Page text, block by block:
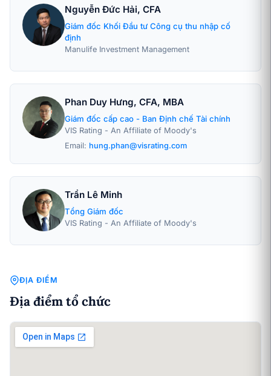
Nguyễn Đức Hải, CFA
Giám đốc Khối Đầu tư Công cụ thu nhập cố
định
Manulife Investment Management
Phan Duy Hưng, CFA, MBA
Giám đốc cấp cao - Ban Định chế Tài chính
VIS Rating - An Affiliate of Moody's
Email: hung.phan@visrating.com
Trần Lê Minh
Tổng Giám đốc
VIS Rating - An Affiliate of Moody's
ĐỊA ĐIỂM
Địa điểm tổ chức